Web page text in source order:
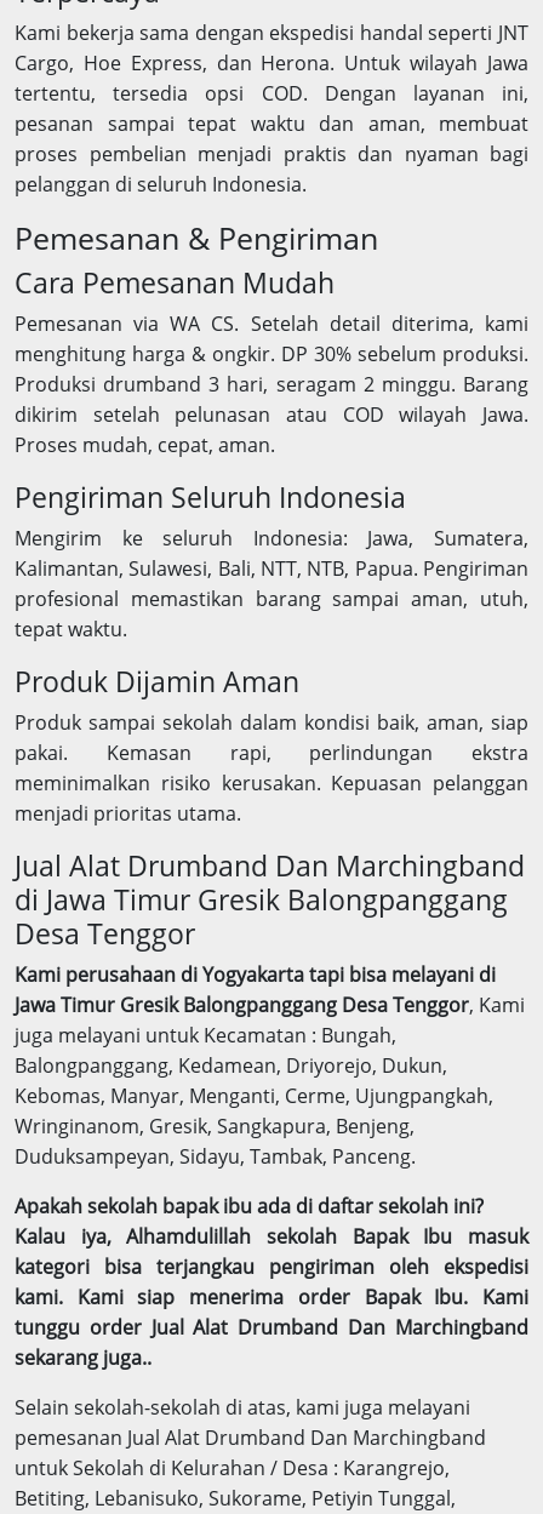
Kami bekerja sama dengan ekspedisi handal seperti JNT
Cargo, Hoe Express, dan Herona. Untuk wilayah Jawa
tertentu, tersedia opsi COD. Dengan layanan ini,
pesanan sampai tepat waktu dan aman, membuat
proses pembelian menjadi praktis dan nyaman bagi
pelanggan di seluruh Indonesia.
Pemesanan & Pengiriman
Cara Pemesanan Mudah
Pemesanan via WA CS. Setelah detail diterima, kami
menghitung harga & ongkir. DP 30% sebelum produksi.
Produksi drumband 3 hari, seragam 2 minggu. Barang
dikirim setelah pelunasan atau COD wilayah Jawa.
Proses mudah, cepat, aman.
Pengiriman Seluruh Indonesia
Mengirim ke seluruh Indonesia: Jawa, Sumatera,
Kalimantan, Sulawesi, Bali, NTT, NTB, Papua. Pengiriman
profesional memastikan barang sampai aman, utuh,
tepat waktu.
Produk Dijamin Aman
Produk sampai sekolah dalam kondisi baik, aman, siap
pakai. Kemasan rapi, perlindungan ekstra
meminimalkan risiko kerusakan. Kepuasan pelanggan
menjadi prioritas utama.
Jual Alat Drumband Dan Marchingband
di Jawa Timur Gresik Balongpanggang
Desa Tenggor
Kami perusahaan di Yogyakarta tapi bisa melayani di
Jawa Timur Gresik Balongpanggang Desa Tenggor, Kami
juga melayani untuk Kecamatan : Bungah,
Balongpanggang, Kedamean, Driyorejo, Dukun,
Kebomas, Manyar, Menganti, Cerme, Ujungpangkah,
Wringinanom, Gresik, Sangkapura, Benjeng,
Duduksampeyan, Sidayu, Tambak, Panceng.
Apakah sekolah bapak ibu ada di daftar sekolah ini?
Kalau iya, Alhamdulillah sekolah Bapak Ibu masuk
kategori bisa terjangkau pengiriman oleh ekspedisi
kami. Kami siap menerima order Bapak Ibu. Kami
tunggu order Jual Alat Drumband Dan Marchingband
sekarang juga..
Selain sekolah-sekolah di atas, kami juga melayani
pemesanan Jual Alat Drumband Dan Marchingband
untuk Sekolah di Kelurahan / Desa : Karangrejo,
Betiting, Lebanisuko, Sukorame, Petiyin Tunggal,